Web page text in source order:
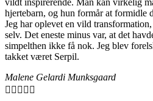
hjertebarn, og hun formår at formidle
Jeg har oplevet en vild
selv. Det eneste minus var, at det
simpelthen ikke få nok. Jeg blev
takket været Serpil.
Malene Gelardi Munksgaard
    